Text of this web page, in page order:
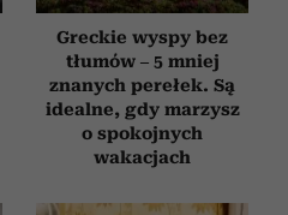
Greckie wyspy bez
tłumów – 5 mniej
znanych perełek. Są
idealne, gdy marzysz
o spokojnych
wakacjach